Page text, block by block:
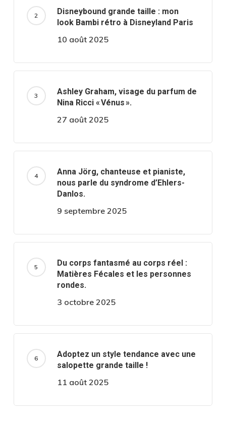
Disneybound grande taille : mon
look Bambi rétro à Disneyland Paris
10 août 2025
Ashley Graham, visage du parfum de
Nina Ricci « Vénus ».
27 août 2025
Anna Jörg, chanteuse et pianiste,
nous parle du syndrome d’Ehlers-
Danlos.
9 septembre 2025
Du corps fantasmé au corps réel :
Matières Fécales et les personnes
rondes.
3 octobre 2025
Adoptez un style tendance avec une
salopette grande taille !
11 août 2025